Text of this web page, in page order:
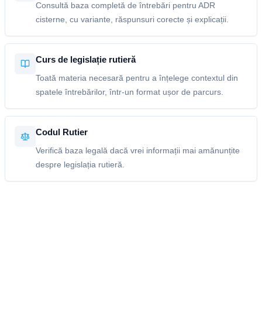
Consultă baza completă de întrebări pentru ADR
cisterne, cu variante, răspunsuri corecte și explicații.
Curs de legislație rutieră
Toată materia necesară pentru a înțelege contextul din
spatele întrebărilor, într-un format ușor de parcurs.
Codul Rutier
Verifică baza legală dacă vrei informații mai amănunțite
despre legislația rutieră.